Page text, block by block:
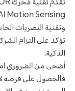
تؤكد على التزام
الذكية.
أضحى من الضروري
فالحصول على فرصة